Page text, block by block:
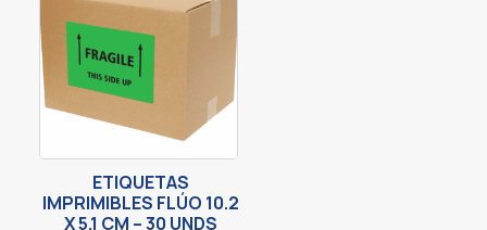
ETIQUETAS
IMPRIMIBLES FLÚO 10.2
X 5.1 CM – 30 UNDS